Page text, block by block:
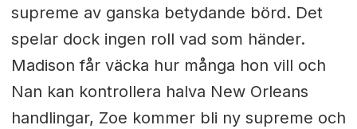
supreme av ganska betydande börd. Det
spelar dock ingen roll vad som händer.
Madison får väcka hur många hon vill och
Nan kan kontrollera halva New Orleans
handlingar, Zoe kommer bli ny supreme och